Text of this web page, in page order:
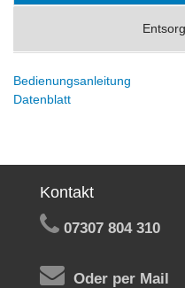
Bedienungsanleitung
Datenblatt
Kontakt
07307 804 310
Oder per Mail